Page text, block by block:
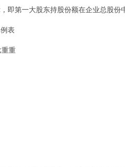
即第一大股东持股份额在企业总股份
表
重